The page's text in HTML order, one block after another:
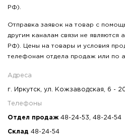
РФ).
Отправка заявок на товар с
другим каналам связи не являются
РФ). Цены на товары и условия
телефонам отдела продаж или по
Адреса
г. Иркутск, ул. Кожзаводская, 6 -
Телефоны
Отдел продаж 48-24-53 48-24-54
Склад 48-24-54